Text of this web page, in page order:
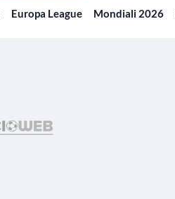
Europa League Mondiali 2026